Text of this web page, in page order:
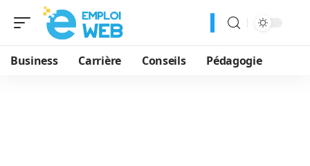
Business Carrière Conseils Pédagogie